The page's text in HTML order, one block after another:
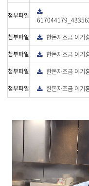
물
기
제
첨부파일
다
운
로
드
첨부파일
다
드
한돈자조금 이기
첨부파일
다
드
한돈자조금 이기
첨부파일
다
드
한돈자조금 이기
첨부파일
다한돈자조금 이기